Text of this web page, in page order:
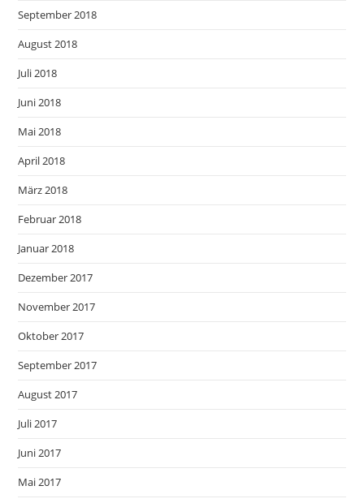
September 2018
August 2018
Juli 2018
Juni 2018
Mai 2018
April 2018
März 2018
Februar 2018
Januar 2018
Dezember 2017
November 2017
Oktober 2017
September 2017
August 2017
Juli 2017
Juni 2017
Mai 2017